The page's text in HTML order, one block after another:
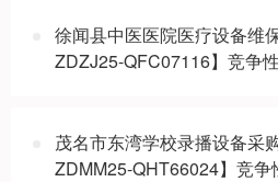
徐闻县中医医院医疗设备维
ZDZJ25-QFC07116】竞争
茂名市东湾学校录播设备采
ZDMM25-QHT66024】竞争